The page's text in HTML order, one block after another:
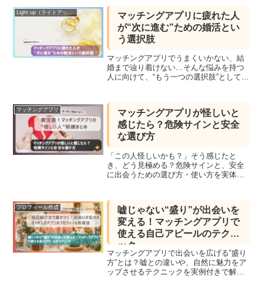
マッチングアプリに疲れた人
が“次に進む”ための婚活とい
う選択肢
マッチングアプリでうまくいかない、結
婚まで辿り着けない…そんな悩みを持つ
人に向けて、“もう一つの選択肢”として
そ、この新しい婚活スタイルに目を向け
てみてください。
マッチングアプリ
マッチングアプリが怪しいと
感じたら？危険サインと安全
な選び方
「この人怪しいかも？」そう感じたと
き、どう見極める？危険サインと、安全
に出会うための選び方・使い方を実体験
プロフィール作成
嘘じゃない“盛り”が出会いを
変える！マッチングアプリで
使える自己アピールのテクニ
ック
マッチングアプリで出会いを広げる“盛り
方”とは？嘘との違いや、自然に魅力をア
ップさせるテクニックを実例付きで解説